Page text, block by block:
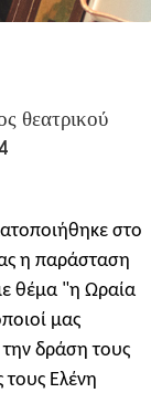
θεατρικού
στο
η παράσταση
θέμα "η Ωραία
μας
την δράση τους
τους Ελένη